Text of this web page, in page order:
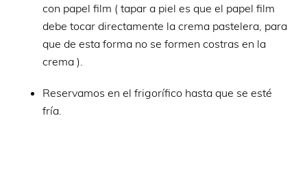
con papel film ( tapar a piel es que el papel film
debe tocar directamente la crema pastelera, para
que de esta forma no se formen costras en la
crema ).
Reservamos en el frigorífico hasta que se esté
fría.